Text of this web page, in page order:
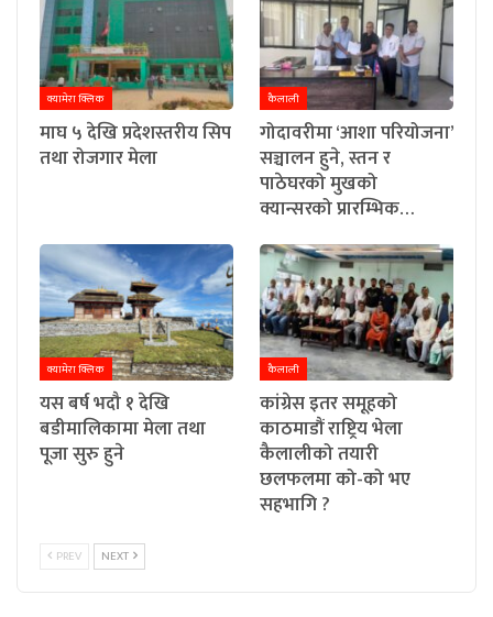
क्यामेरा क्लिक
माघ ५ देखि प्रदेशस्तरीय सिप
तथा रोजगार मेला
कैलाली
गोदावरीमा ‘आशा परियोजना’
सञ्चालन हुने, स्तन र
पाठेघरको मुखको
क्यान्सरको प्रारम्भिक…
क्यामेरा क्लिक
यस बर्ष भदौ १ देखि
बडीमालिकामा मेला तथा
पूजा सुरु हुने
कैलाली
कांग्रेस इतर समूहको
काठमाडौं राष्ट्रिय भेला
कैलालीको तयारी
छलफलमा को-को भए
सहभागि ?
PREV NEXT